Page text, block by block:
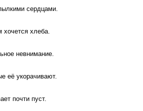
сердцами.
хлеба.
невнимание.
её укорачивают.
почти пуст.